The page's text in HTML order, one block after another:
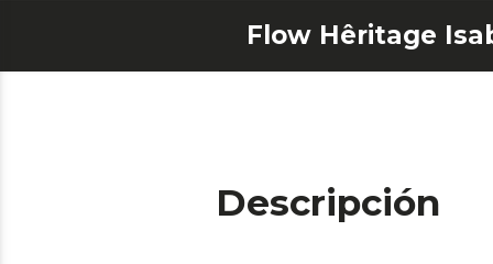
Flow Hêritage
Descripción